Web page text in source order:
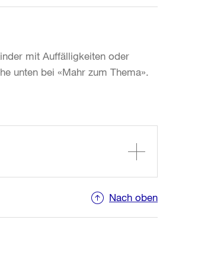
mit Auffälligkeiten oder
unten bei «Mahr zum Thema».
Nach oben